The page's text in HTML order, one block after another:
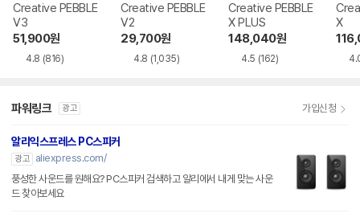
Creative PEBBLE
V3
51,900원
4.8 (816)
Creative PEBBLE
V2
29,700원
4.8 (1,035)
Creative PEBBLE
X PLUS
148,040원
4.5 (162)
X
파워링크 광고 가입신청
알리익스프레스 PC스피커
광고
aliexpress.com/
풍성한 사운드를 원해요? PC스피커 검색하고 알리에서 내게 맞는 사운
드 찾아보세요